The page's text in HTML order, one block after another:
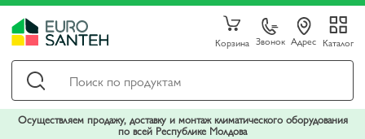
Корзина Звонок Адрес Каталог
Осуществляем продажу, доставку и монтаж климатического оборудования
по всей Республике Молдова